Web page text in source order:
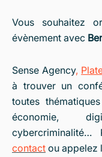
Vous souhaitez
évènement avec
Sense Agency,
à trouver un
toutes
économie,
contact ou appelez